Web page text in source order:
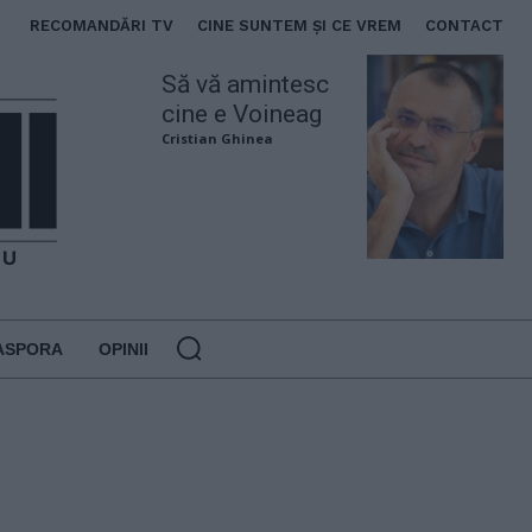
RECOMANDĂRI TV CINE SUNTEM ȘI CE VREM CONTACT
Să vă amintesc
cine e Voineag
Cristian Ghinea
OPINII